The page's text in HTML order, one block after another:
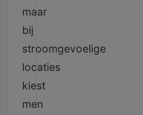
maar
bij
stroomgevoelige
locaties
kiest
men